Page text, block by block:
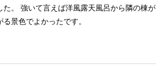
。 強いて言えば洋風露天風呂から隣の棟が
景色でよかったです。